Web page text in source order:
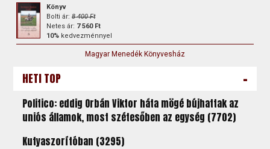
Könyv
Bolti ár:8 400 Ft
Netes ár: 7 560 Ft
10% kedvezménnyel
Magyar Menedék Könyvesház
HETI TOP -
Politico: eddig Orbán Viktor háta mögé bújhattak az
uniós államok, most szétesőben az egység (7702)
Kutyaszorítóban (3295)